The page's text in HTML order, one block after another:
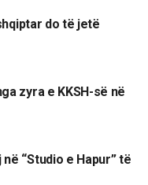
do të jetë
zyra e KKSH-së në
“Studio e Hapur” të